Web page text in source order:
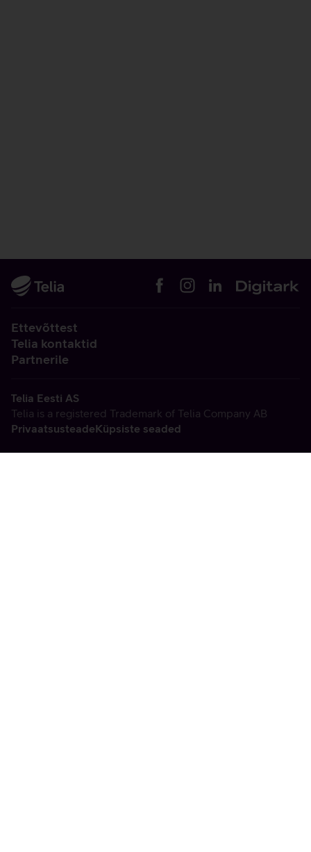
Ettevõttest
Telia kontaktid
Partnerile
Telia Eesti AS
Telia is a registered Trademark of Telia Company AB
PrivaatsusteadeKüpsiste seaded